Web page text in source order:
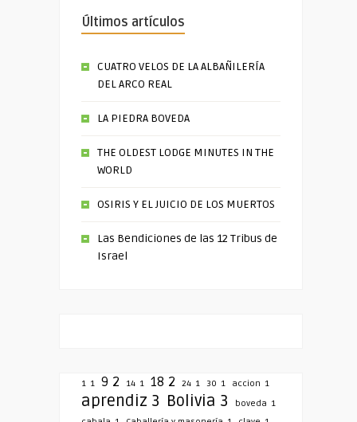
Últimos artículos
CUATRO VELOS DE LA ALBAÑILERÍA
DEL ARCO REAL
LA PIEDRA BOVEDA
THE OLDEST LODGE MINUTES IN THE
WORLD
OSIRIS Y EL JUICIO DE LOS MUERTOS
Las Bendiciones de las 12 Tribus de
Israel
1 1 9 2 14 1 18 2 24 1 30 1 accion 1
aprendiz 3 Bolivia 3 boveda 1